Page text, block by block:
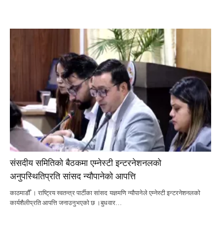
संसदीय समितिको बैठकमा एम्नेस्टी इन्टरनेशनलको
अनुपस्थितिप्रति सांसद न्यौपानेको आपत्ति
काठमाडौँ । राष्ट्रिय स्वतन्त्र पार्टीका सांसद यज्ञमणि न्यौपानेले एम्नेस्टी इन्टरनेशनलको
कार्यशैलीप्रति आपत्ति जनाउनुभएको छ ।बुधवार…